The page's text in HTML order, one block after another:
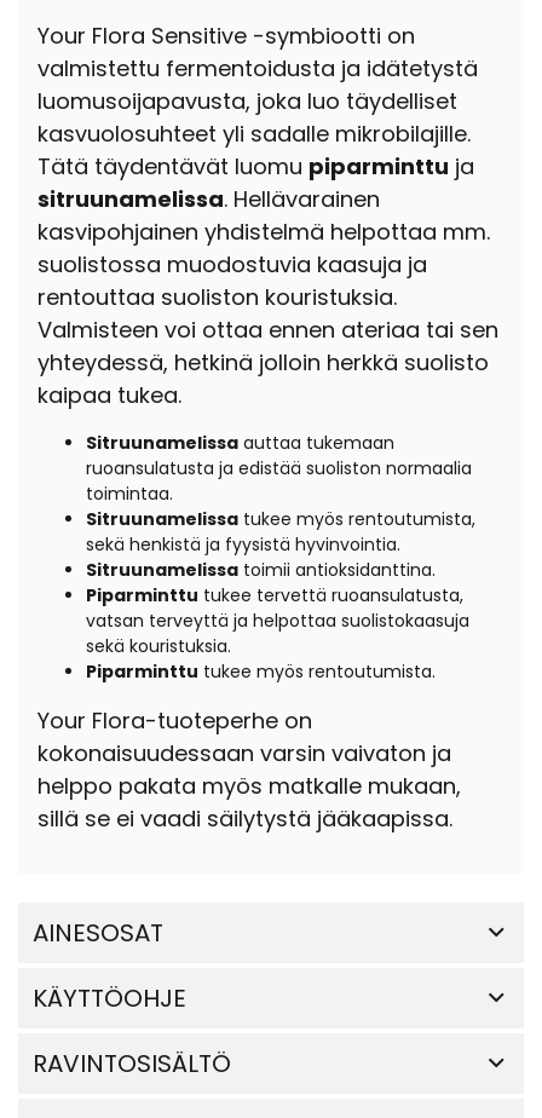
Your Flora Sensitive -symbiootti on
valmistettu fermentoidusta ja idätetystä
luomusoijapavusta, joka luo täydelliset
kasvuolosuhteet yli sadalle mikrobilajille.
Tätä täydentävät luomu piparminttu ja
sitruunamelissa. Hellävarainen
kasvipohjainen yhdistelmä helpottaa mm.
suolistossa muodostuvia kaasuja ja
rentouttaa suoliston kouristuksia.
Valmisteen voi ottaa ennen ateriaa tai sen
yhteydessä, hetkinä jolloin herkkä suolisto
kaipaa tukea.
Sitruunamelissa auttaa tukemaan
ruoansulatusta ja edistää suoliston normaalia
toimintaa.
Sitruunamelissa tukee myös rentoutumista,
sekä henkistä ja fyysistä hyvinvointia.
Sitruunamelissa toimii antioksidanttina.
Piparminttu tukee tervettä ruoansulatusta,
vatsan terveyttä ja helpottaa suolistokaasuja
sekä kouristuksia.
Piparminttu tukee myös rentoutumista.
Your Flora-tuoteperhe on
kokonaisuudessaan varsin vaivaton ja
helppo pakata myös matkalle mukaan,
sillä se ei vaadi säilytystä jääkaapissa.
AINESOSAT
KÄYTTÖOHJE
RAVINTOSISÄLTÖ